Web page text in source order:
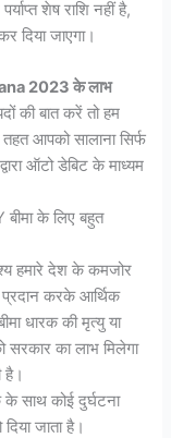
शेष राशि नहीं है,
दिया जाएगा।
2023 के लाभ
की बात करें तो हम
आपको सालाना सिर्फ
ऑटो डेबिट के माध्यम
के लिए बहुत
हमारे देश के कमजोर
प्रदान करके आर्थिक
धारक की मृत्यु या
सरकार का लाभ मिलेगा
है।
के साथ कोई दुर्घटना
जाता है।